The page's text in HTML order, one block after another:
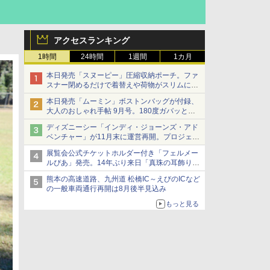
アクセスランキング
1時間 24時間 1週間 1カ月
本日発売「スヌーピー」圧縮収納ポーチ。ファ
スナー閉めるだけで着替えや荷物がスリムにま
とまる
本日発売「ムーミン」ボストンバッグが付録、
大人のおしゃれ手帖 9月号。180度ガバッと開
いて大容量
ディズニーシー「インディ・ジョーンズ・アド
ベンチャー」が11月末に運営再開。プロジェク
ションマッピングを追加、DPAは1500円
展覧会公式チケットホルダー付き「フェルメー
ルぴあ」発売。14年ぶり来日「真珠の耳飾りの
少女」ほか37作品のガイド
熊本の高速道路、九州道 松橋IC～えびのICなど
の一般車両通行再開は8月後半見込み
もっと見る